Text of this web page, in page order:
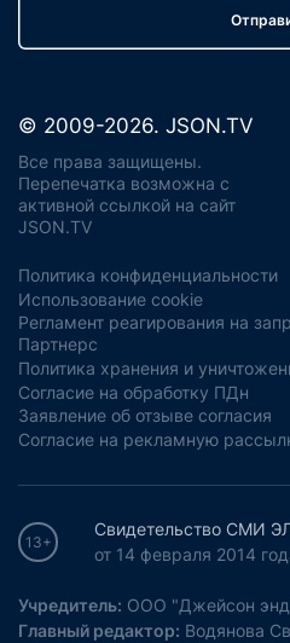
© 2009-2026. JSON.TV
Все права защищены.
Перепечатка возможна с
активной ссылкой на сайт
JSON.TV
Политика конфиденциальности
Использование cookie
Регламент реагирования на
Партнерс
Политика хранения и
Согласие на обработку ПДн
Заявление об отзыве согласия
Согласие на рекламную
13+
Свидетельство СМИ
от 14 февраля 2014
Учредитель: ООО "Джейсон энд
Главный редактор: Водянова